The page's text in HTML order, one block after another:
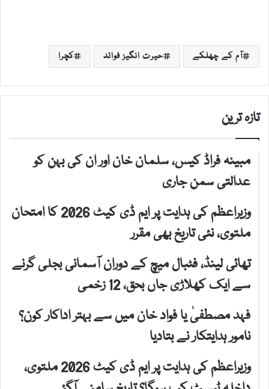
آم کے چھلکے حیرت انگیز فوائد کچرا
تازہ ترین
مبینہ فراڈ کیس، سلمان خان اور ان کی بہن کو
عدالتی سمن جاری
وزیراعظم کی ہدایت پر ایم ڈی کیٹ 2026 کا امتحان
ملتوی، نئی تاریخ بھی مقرر
تھائی لینڈ، فٹبال میچ کے دوران آسمانی بجلی گرنے
سے ایک کھلاڑی جاں بحق، 12 زخمی
فہد مصطفیٰ یا فواد خان میں سے بہتر اداکار کون؟
نامور ہدایتکار نے بتادیا
وزیراعظم کی ہدایت پر ایم ڈی کیٹ 2026 ملتوی،